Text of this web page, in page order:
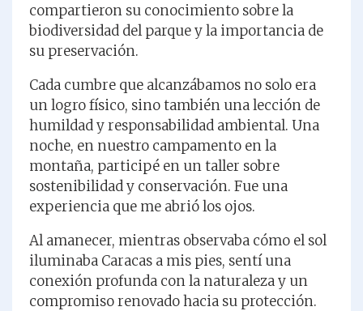
compartieron su conocimiento sobre la
biodiversidad del parque y la importancia de
su preservación.
Cada cumbre que alcanzábamos no solo era
un logro físico, sino también una lección de
humildad y responsabilidad ambiental. Una
noche, en nuestro campamento en la
montaña, participé en un taller sobre
sostenibilidad y conservación. Fue una
experiencia que me abrió los ojos.
Al amanecer, mientras observaba cómo el sol
iluminaba Caracas a mis pies, sentí una
conexión profunda con la naturaleza y un
compromiso renovado hacia su protección.